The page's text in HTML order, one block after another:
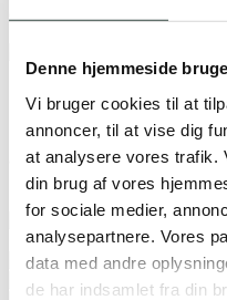
Denne hjemmeside
Vi bruger cookies til at
annoncer, til at vise dig
at analysere vores trafik.
din brug af vores
for sociale medier,
analysepartnere. Vores
data med andre
de har indsamlet fra din
Google Tag Manager
SEO-arbejdet kan
af vores kunder